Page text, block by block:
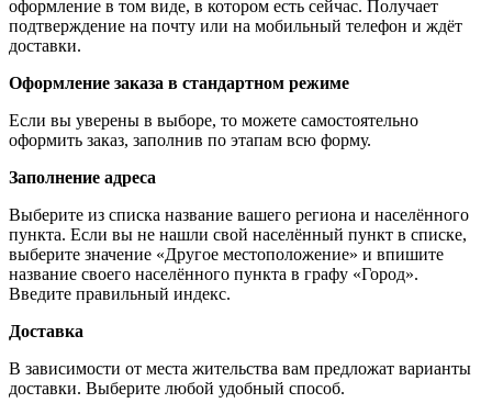
оформление в том виде, в котором есть сейчас. Получает
подтверждение на почту или на мобильный телефон и ждёт
доставки.
Оформление заказа в стандартном режиме
Если вы уверены в выборе, то можете самостоятельно
оформить заказ, заполнив по этапам всю форму.
Заполнение адреса
Выберите из списка название вашего региона и населённого
пункта. Если вы не нашли свой населённый пункт в списке,
выберите значение «Другое местоположение» и впишите
название своего населённого пункта в графу «Город».
Введите правильный индекс.
Доставка
В зависимости от места жительства вам предложат варианты
доставки. Выберите любой удобный способ.